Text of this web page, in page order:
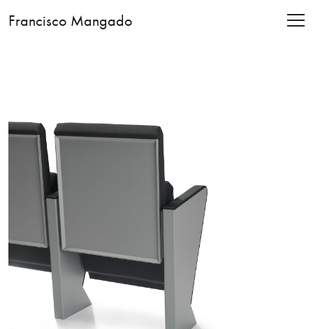
Francisco Mangado